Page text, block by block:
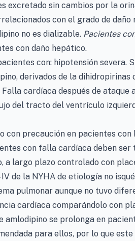
excretado sin cambios por la
con el grado de daño
no es dializable. Pacientes
con daño hepático.
con: hipotensión severa.
derivados de la dihidropirinas
cardíaca después de ataque
del tracto del ventrículo
con precaución en pacientes con
con falla cardíaca deben ser
a largo plazo controlado con
de la NYHA de etiología no
pulmonar aunque no tuvo
cardíaca comparándolo con
amlodipino se prolonga en
para ellos, por lo que este